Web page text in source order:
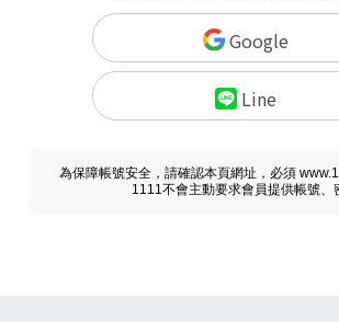
Google
Line
為保障帳號安全，請確認本頁網址，必須
1111不會主動要求會員提供帳號、